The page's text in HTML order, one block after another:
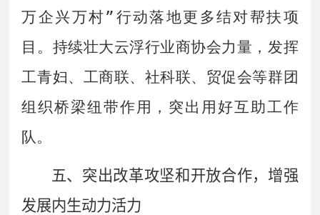
万企兴万村” 行动落地更多结对帮扶项
目。持续壮大云浮行业商协会力量，发挥
工青妇、工商联、社科联、贸促会等群团
组织桥梁纽带作用，突出用好互助工作
队。
五、突出改革攻坚和开放合作，增强
发展内生动力活力